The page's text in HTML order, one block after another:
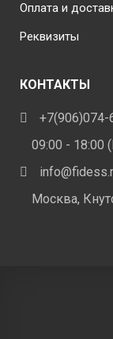
Оплата и
Реквизиты
КОНТАКТЫ
+7(906)074-
09:00 - 18:00
Москва,